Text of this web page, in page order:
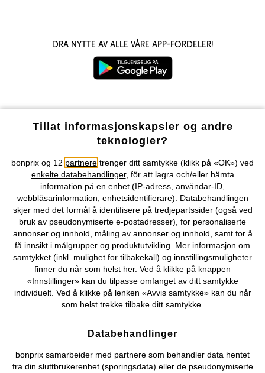
Dra nytte av alle våre app-fordeler!
Våre betalingsalternativer
Vårt tilbud
Selskapet
Topkategorier / Sesongvarer
Du kan også finne oss på
Cookie-innstillinger
Om Oss Angre kjøp
Tillat informasjonskapsler og andre
teknologier?
bonprix og 12 partnere trenger ditt samtykke (klikk på «OK») ved
enkelte databehandlinger, för att lagra och/eller hämta
information på en enhet (IP-adress, användar-ID,
webbläsarinformation, enhetsidentifierare). Databehandlingen
skjer med det formål å identifisere på tredjepartssider (også ved
bruk av pseudonymiserte e-postadresser), for personaliserte
annonser og innhold, måling av annonser og innhold, samt for å
få innsikt i målgrupper og produktutvikling. Mer informasjon om
samtykket (inkl. mulighet for tilbakekall) og innstillingsmuligheter
finner du når som helst her. Ved å klikke på knappen
«Innstillinger» kan du tilpasse omfanget av ditt samtykke
individuelt. Ved å klikke på lenken «Avvis samtykke» kan du når
som helst trekke tilbake ditt samtykke.
Databehandlinger
bonprix samarbeider med partnere som behandler data hentet
fra din sluttbrukerenhet (sporingsdata) eller de pseudonymiserte